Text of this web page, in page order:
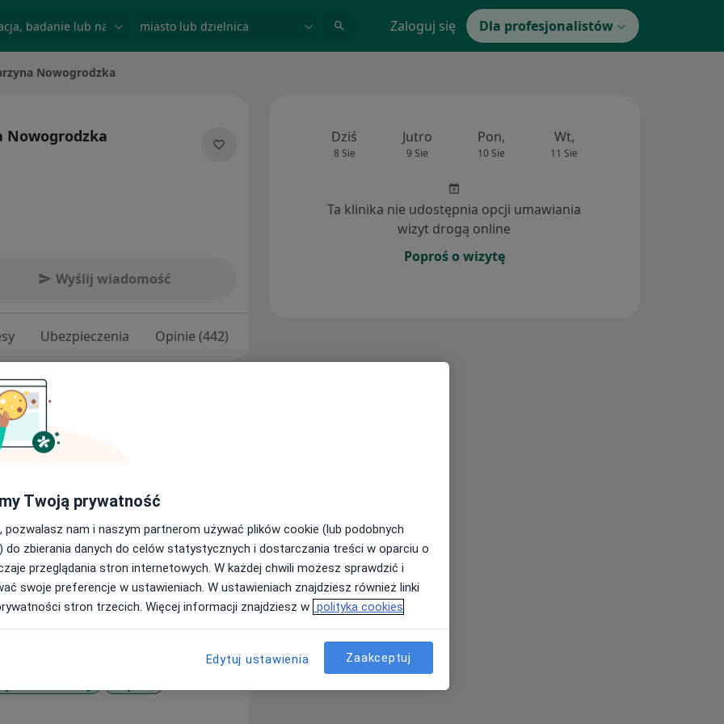
Zaloguj się Dla profesjonalistów
Nowogrodzka
Nowogrodzka
Wyślij wiadomość
Ubezpieczenia Opinie (442)
Medycznego im. Piastów
zawodowe zdobywała pracując w
Ogólnej i
w Klinice Dermatologii,
studia podyplomowe z
licznych publikacji oraz
Członek Polskiego
swoją wiedzę uczestnicząc w
wenerologii i
zainteresowań znajduje się
jako wczesna profilaktyka
skóry.
Dziś
8 Sie
Jutro
9 Sie
Pon,
10 Sie
Wt,
11 Sie
Ta klinika nie udostępnia opcji umawiania
wizyt drogą online
Poproś o wizytę
Twoją prywatność
pozwalasz nam i naszym partnerom używać plików cookie (lub podobnych
do zbierania danych do celów statystycznych i dostarczania treści w oparciu o
przeglądania stron internetowych. W każdej chwili możesz sprawdzić i
swoje preferencje w ustawieniach. W ustawieniach znajdziesz również linki
stron trzecich. Więcej informacji znajdziesz w polityka cookies
Edytuj ustawienia Zaakceptuj